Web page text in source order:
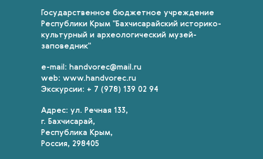
Государственное бюджетное учреждение
Республики Крым "Бахчисарайский историко-
культурный и археологический музей-
заповедник"
e-mail: handvorec@mail.ru
web: www.handvorec.ru
Экскурсии: + 7 (978) 139 02 94
Адрес: ул. Речная 133,
г. Бахчисарай,
Республика Крым,
Россия, 298405